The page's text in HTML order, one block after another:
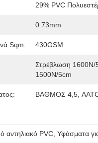
29% PVC
0.73mm
Sqm: 430GSM
Στρέβλωση 1600N/
1500N/5cm
ΒΑΘΜΟΣ 4,5,
αντηλιακό PVC, Υφάσματα